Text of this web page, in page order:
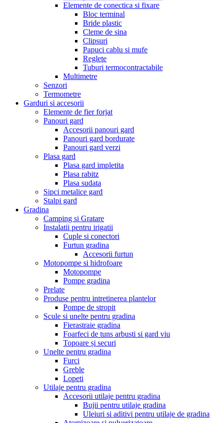
Elemente de conectica si fixare
Bloc terminal
Bride plastic
Cleme de sina
Clipsuri
Papuci cablu si mufe
Reglete
Tuburi termocontractabile
Multimetre
Senzori
Termometre
Garduri si accesorii
Elemente de fier forjat
Panouri gard
Accesorii panouri gard
Panouri gard bordurate
Panouri gard verzi
Plasa gard
Plasa gard impletita
Plasa rabitz
Plasa sudata
Sipci metalice gard
Stalpi gard
Gradina
Camping si Gratare
Instalatii pentru irigatii
Cuple si conectori
Furtun gradina
Accesorii furtun
Motopompe si hidrofoare
Motopompe
Pompe gradina
Prelate
Produse pentru intretinerea plantelor
Pompe de stropit
Scule si unelte pentru gradina
Fierastraie gradina
Foarfeci de tuns arbusti si gard viu
Topoare și securi
Unelte pentru gradina
Furci
Greble
Lopeti
Utilaje pentru gradina
Accesorii utilaje pentru gradina
Bujii pentru utilaje gradina
Uleiuri si aditivi pentru utilaje de gradina